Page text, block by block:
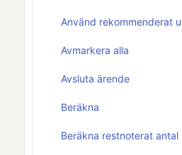
Använd rekommenderat
Avmarkera alla
Avsluta ärende
Beräkna
Beräkna restnoterat antal